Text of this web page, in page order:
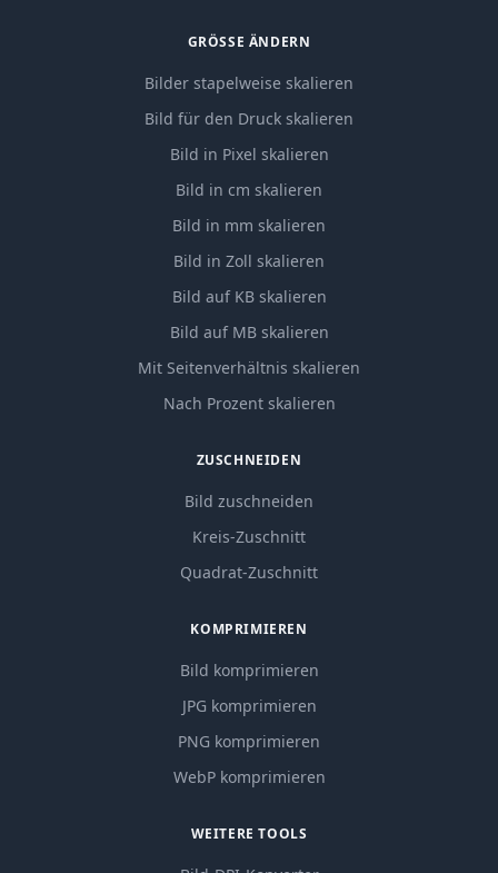
GRÖSSE ÄNDERN
Bilder stapelweise skalieren
Bild für den Druck skalieren
Bild in Pixel skalieren
Bild in cm skalieren
Bild in mm skalieren
Bild in Zoll skalieren
Bild auf KB skalieren
Bild auf MB skalieren
Mit Seitenverhältnis skalieren
Nach Prozent skalieren
ZUSCHNEIDEN
Bild zuschneiden
Kreis-Zuschnitt
Quadrat-Zuschnitt
KOMPRIMIEREN
Bild komprimieren
JPG komprimieren
PNG komprimieren
WebP komprimieren
WEITERE TOOLS